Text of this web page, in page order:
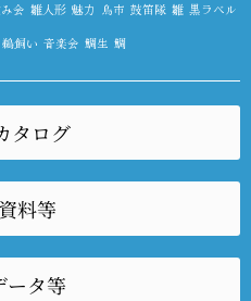
会 雛人形 魅力 鳥市 鼓笛隊 雛 黒ラベル
鵜飼い 音楽会 鯛生 鯛
タログ
料等
ータ等